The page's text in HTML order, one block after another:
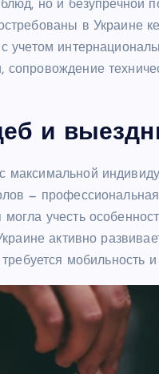
но и безупречной
в Украине
сопровождение
и
—
учесть
активно
мобильность